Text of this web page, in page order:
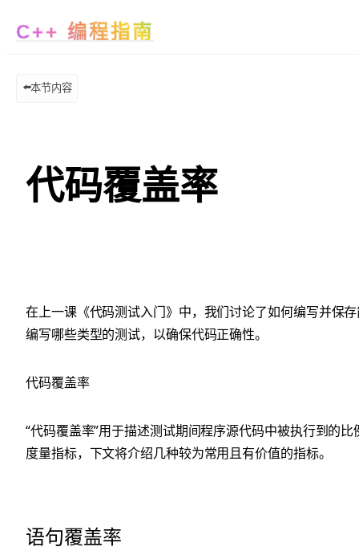
C++ 编程指南
⬅️本节内容
代码覆盖率
在上一课《代码测试入门》中，我们讨论了如何编写并保
编写哪些类型的测试，以确保代码正确性。
代码覆盖率
“代码覆盖率”用于描述测试期间程序源代码中被执行到的
度量指标，下文将介绍几种较为常用且有价值的指标。
语句覆盖率